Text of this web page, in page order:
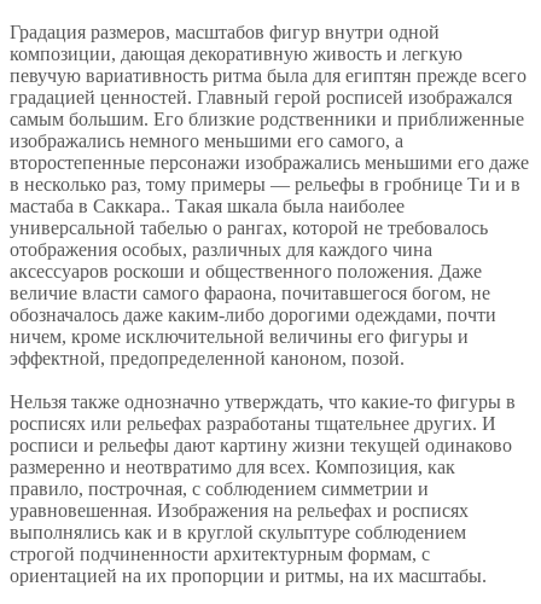
Градация размеров, масштабов фигур внутри одной
композиции, дающая декоративную живость и легкую
певучую вариативность ритма была для египтян прежде всего
градацией ценностей. Главный герой росписей изображался
самым большим. Его близкие родственники и приближенные
изображались немного меньшими его самого, а
второстепенные персонажи изображались меньшими его даже
в несколько раз, тому примеры — рельефы в гробнице Ти и в
мастаба в Саккара.. Такая шкала была наиболее
универсальной табелью о рангах, которой не требовалось
отображения особых, различных для каждого чина
аксессуаров роскоши и общественного положения. Даже
величие власти самого фараона, почитавшегося богом, не
обозначалось даже каким-либо дорогими одеждами, почти
ничем, кроме исключительной величины его фигуры и
эффектной, предопределенной каноном, позой.
Нельзя также однозначно утверждать, что какие-то фигуры в
росписях или рельефах разработаны тщательнее других. И
росписи и рельефы дают картину жизни текущей одинаково
размеренно и неотвратимо для всех. Композиция, как
правило, построчная, с соблюдением симметрии и
уравновешенная. Изображения на рельефах и росписях
выполнялись как и в круглой скульптуре соблюдением
строгой подчиненности архитектурным формам, с
ориентацией на их пропорции и ритмы, на их масштабы.